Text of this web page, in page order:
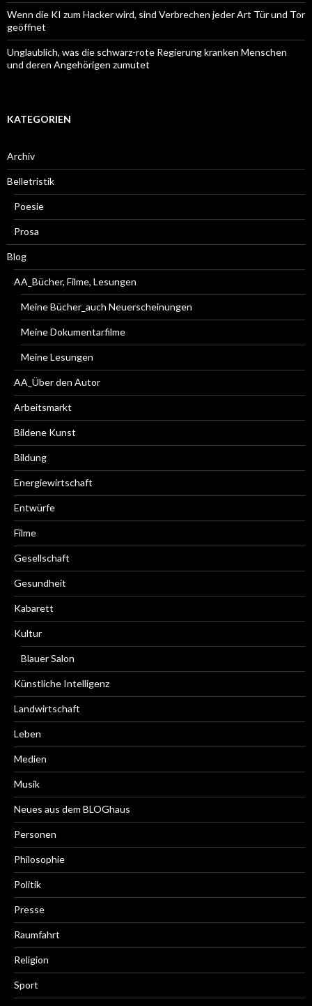
Wenn die KI zum Hacker wird, sind Verbrechen jeder Art Tür und Tor
geöffnet
Unglaublich, was die schwarz-rote Regierung kranken Menschen
und deren Angehörigen zumutet
KATEGORIEN
Archiv
Belletristik
Poesie
Prosa
Blog
AA_Bücher, Filme, Lesungen
Meine Bücher_auch Neuerscheinungen
Meine Dokumentarfilme
Meine Lesungen
AA_Über den Autor
Arbeitsmarkt
Bildene Kunst
Bildung
Energiewirtschaft
Entwürfe
Filme
Gesellschaft
Gesundheit
Kabarett
Kultur
Blauer Salon
Künstliche Intelligenz
Landwirtschaft
Leben
Medien
Musik
Neues aus dem BLOGhaus
Personen
Philosophie
Politik
Presse
Raumfahrt
Religion
Sport